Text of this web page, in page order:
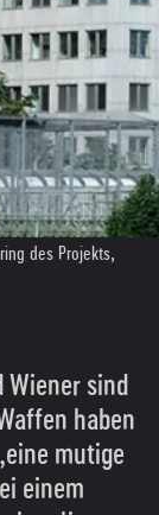
des Projekts,
Wiener sind
haben
mutige
einem